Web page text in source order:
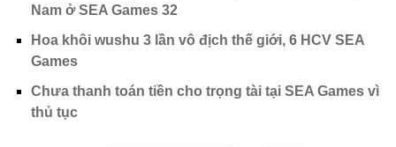
Nam ở SEA Games 32
Hoa khôi wushu 3 lần vô địch thế giới, 6 HCV SEA
Games
Chưa thanh toán tiền cho trọng tài tại SEA Games vì
thủ tục